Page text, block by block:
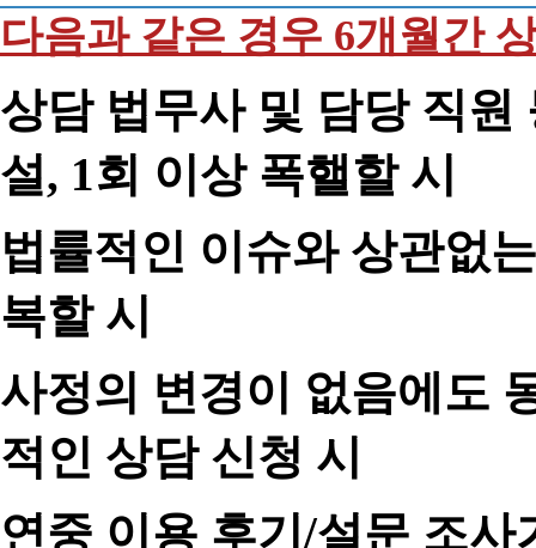
다음과 같은 경우 6개월간
상담 법무사 및 담당 직원
설, 1회 이상 폭핼할 시
법률적인 이슈와 상관없
복할 시
사정의 변경이 없음에도
적인 상담 신청 시
연중 이용 후기/설문 조